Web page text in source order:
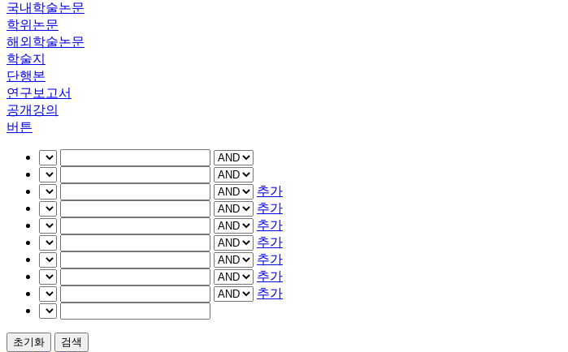
국내학술논문
학위논문
해외학술논문
학술지
단행본
연구보고서
공개강의
버튼
추가
추가
추가
추가
추가
추가
추가